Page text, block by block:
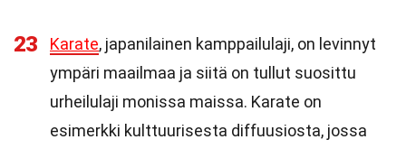
23 Karate, japanilainen kamppailulaji, on levinnyt
ympäri maailmaa ja siitä on tullut suosittu
urheilulaji monissa maissa. Karate on
esimerkki kulttuurisesta diffuusiosta, jossa